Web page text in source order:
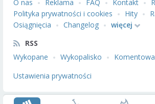
O nas
Reklama FAQ Kontakt
Polityka prywatności i cookies
Hity
Osiągnięcia
Changelog
więcej
RSS
Wykopane
Wykopalisko
Ustawienia prywatności